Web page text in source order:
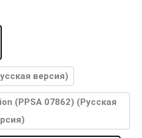
версия)
(PPSA 07862) (Русская